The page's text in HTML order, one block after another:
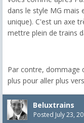
dans le style MG mais
unique). C'est un axe
mettre plein de trains
Par contre, dommage
plus pour aller plus
Beluxtrains
Posted July 23,